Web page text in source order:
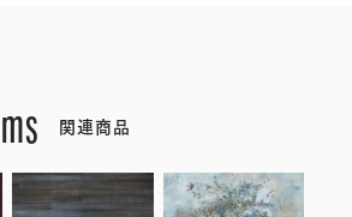
関連商品